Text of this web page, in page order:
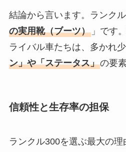
結論から言います。ランク
の実用靴（ブーツ）」です
ライバル車たちは、多かれ
ン」や「ステータス」の要
信頼性と生存率の担保
ランクル300を選ぶ最大の理